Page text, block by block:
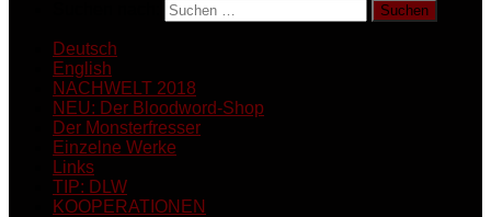
Deutsch
English
NACHWELT 2018
NEU: Der Bloodword-Shop
Der Monsterfresser
Einzelne Werke
Links
TIP: DLW
KOOPERATIONEN